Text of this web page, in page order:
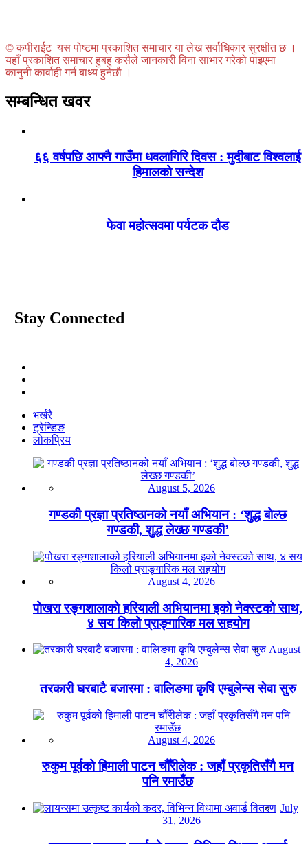
© कपीराईट–यस पोष्टमा प्रकाशित समाचार या लेख सर्वाधिकार सुरक्षीत छ ।
यहाँ प्रकाशित समाचार हुबहु कसैले जानकारी विना साभार गरेको पाइएमा
कानुनी कार्वाही गर्न बाध्य हुनेछौ ।
सम्बन्धित खवर
६६ वर्षपछि आफ्नै गाउँमा धवलागिरि दिवस : मुदीबाट विश्वलाई
हिमालको सन्देश
फेवा महोत्सवमा पर्यटक दौड
Stay Connected
भर्खरै
ट्रेन्डिङ
लोकप्रिय
August 5, 2026
गण्डकी प्रज्ञा प्रतिष्ठानको नयाँ अभियान : ‘शुद्ध बोल्छ
गण्डकी, शुद्ध लेख्छ गण्डकी’
August 4, 2026
पोखरा रङ्गशालाको हरियाली अभियानमा इको नेक्स्टको साथ,
४ सय किलो प्राङ्गारिक मल सहयोग
August
4, 2026
तरकारी घरबाटै बजारमा : वालिङमा कृषि एम्बुलेन्स सेवा सुरु
August 4, 2026
रुकुम पूर्वको हिमाली पाटन चौँरीलेक : जहाँ प्रकृतिसँगै मन
पनि रमाउँछ
July
31, 2026